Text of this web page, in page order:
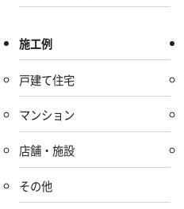
施工例
戸建て住宅
マンション
店舗・施設
その他